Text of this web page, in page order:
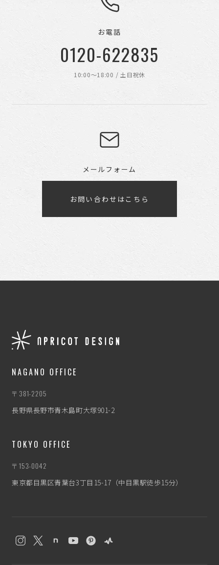
お電話
0120-622835
10:00〜18:00 / 土日祝休
メールフォーム
お問い合わせはこちら
NAGANO OFFICE
〒381-2205
長野県長野市青木島町大塚901-2
TOKYO OFFICE
〒153-0042
東京都目黒区青葉台3丁目15-17（中目黒駅徒歩15分）